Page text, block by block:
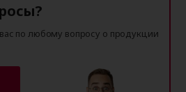
по любому вопросу о продукции